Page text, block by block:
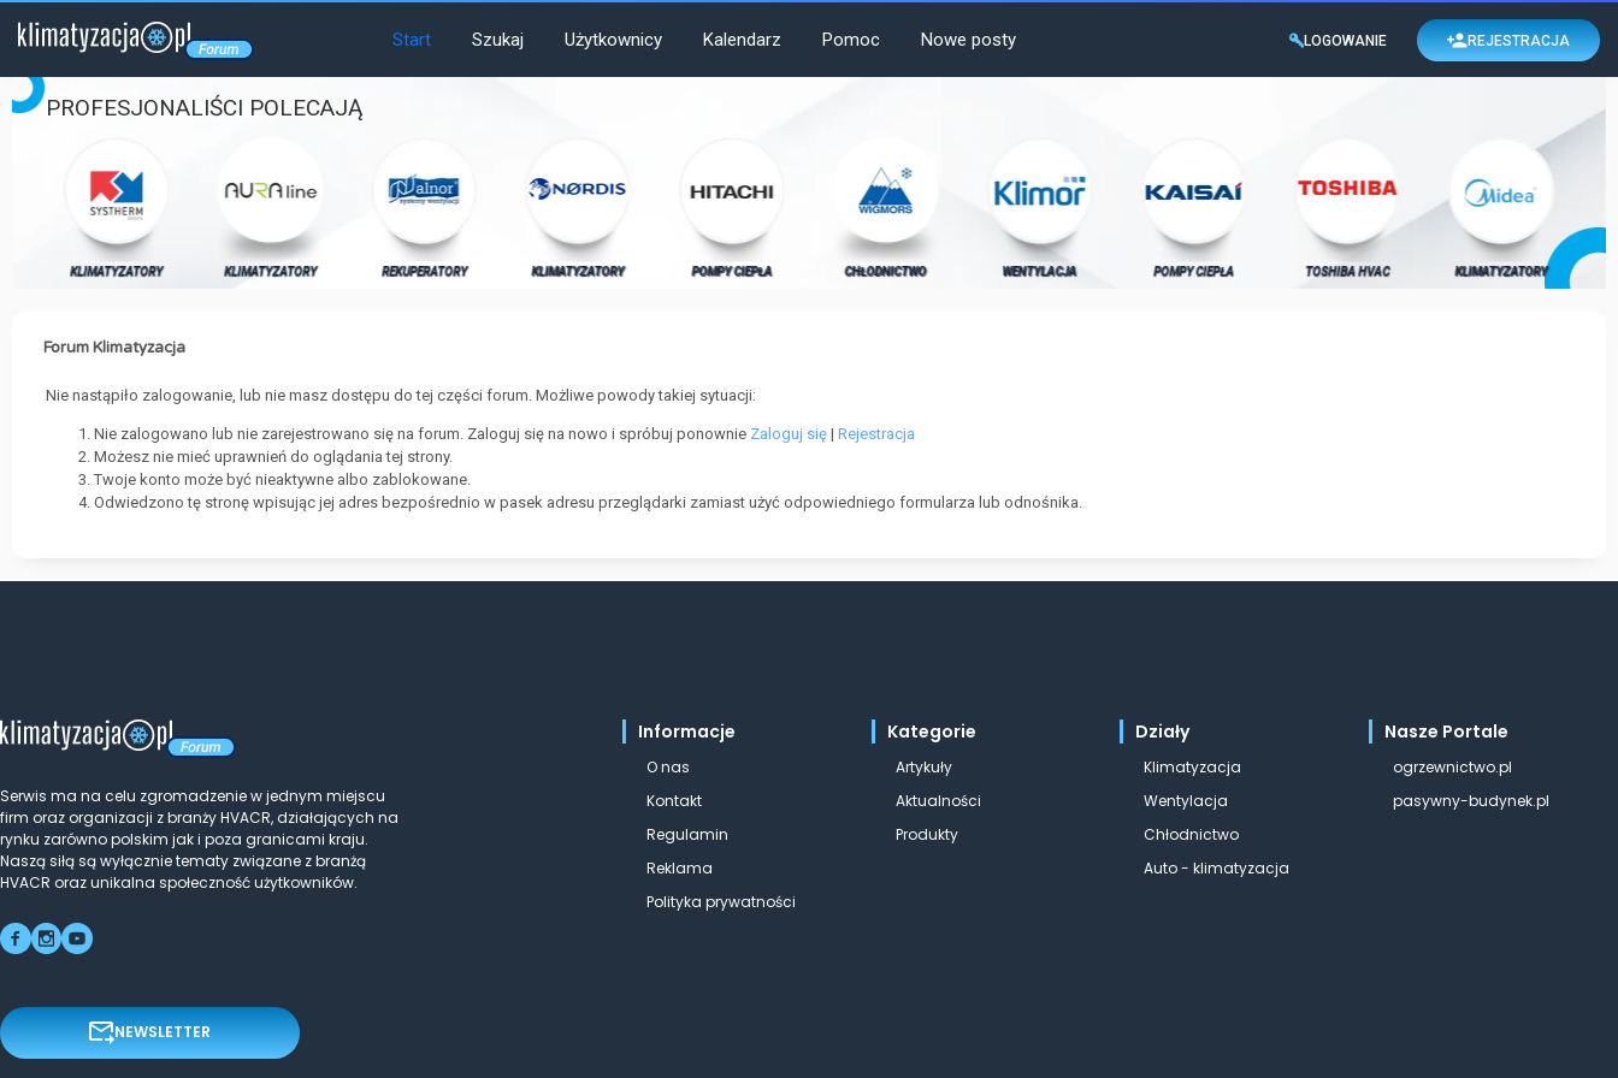
LOGOWANIE REJESTRACJA
Start Szukaj Użytkownicy Kalendarz Pomoc Nowe posty
PROFESJONALIŚCI POLECAJĄ
KLIMATYZATORY KLIMATYZATORY REKUPERATORY KLIMATYZATORY POMPY CIEPŁA CHŁODNICTWO WENTYLACJA POMPY CIEPŁA TOSHIBA HVAC KLIMATYZATORY
Forum Klimatyzacja
Nie nastąpiło zalogowanie, lub nie masz dostępu do tej części forum. Możliwe powody takiej sytuacji:
Nie zalogowano lub nie zarejestrowano się na forum. Zaloguj się na nowo i spróbuj ponownie Zaloguj się| Rejestracja
Możesz nie mieć uprawnień do oglądania tej strony.
Twoje konto może być nieaktywne albo zablokowane.
Odwiedzono tę stronę wpisując jej adres bezpośrednio w pasek adresu przeglądarki zamiast użyć odpowiedniego formularza lub odnośnika.
Serwis ma na celu zgromadzenie w jednym miejscu
firm oraz organizacji z branży HVACR, działających na
rynku zarówno polskim jak i poza granicami kraju.
Naszą siłą są wyłącznie tematy związane z branżą
HVACR oraz unikalna społeczność użytkowników.
NEWSLETTER
Informacje
O nas
Kontakt
Regulamin
Reklama
Polityka prywatności
Kategorie
Artykuły
Aktualności
Produkty
Działy
Klimatyzacja
Wentylacja
Chłodnictwo
Auto - klimatyzacja
Nasze Portale
ogrzewnictwo.pl
pasywny-budynek.pl